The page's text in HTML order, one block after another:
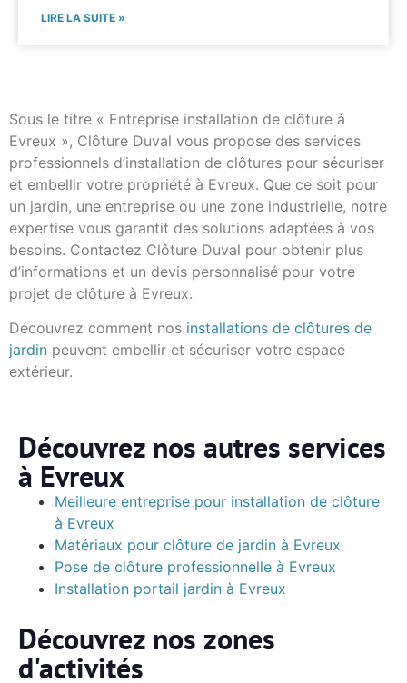
LIRE LA SUITE »
Sous le titre « Entreprise installation de clôture à
Evreux », Clôture Duval vous propose des services
professionnels d’installation de clôtures pour sécuriser
et embellir votre propriété à Evreux. Que ce soit pour
un jardin, une entreprise ou une zone industrielle, notre
expertise vous garantit des solutions adaptées à vos
besoins. Contactez Clôture Duval pour obtenir plus
d’informations et un devis personnalisé pour votre
projet de clôture à Evreux.
Découvrez comment nos installations de clôtures de
jardin peuvent embellir et sécuriser votre espace
extérieur.
Découvrez nos autres services
à Evreux
Meilleure entreprise pour installation de clôture
à Evreux
Matériaux pour clôture de jardin à Evreux
Pose de clôture professionnelle à Evreux
Installation portail jardin à Evreux
Découvrez nos zones
d'activités